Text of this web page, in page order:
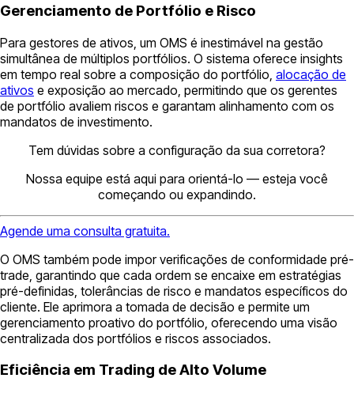
Gerenciamento de Portfólio e Risco
Para gestores de ativos, um OMS é inestimável na gestão
simultânea de múltiplos portfólios. O sistema oferece insights
em tempo real sobre a composição do portfólio, alocação de
ativos e exposição ao mercado, permitindo que os gerentes
de portfólio avaliem riscos e garantam alinhamento com os
mandatos de investimento.
Tem dúvidas sobre a configuração da sua corretora?
Nossa equipe está aqui para orientá-lo — esteja você
começando ou expandindo.
Agende uma consulta gratuita.
O OMS também pode impor verificações de conformidade pré-
trade, garantindo que cada ordem se encaixe em estratégias
pré-definidas, tolerâncias de risco e mandatos específicos do
cliente. Ele aprimora a tomada de decisão e permite um
gerenciamento proativo do portfólio, oferecendo uma visão
centralizada dos portfólios e riscos associados.
Eficiência em Trading de Alto Volume